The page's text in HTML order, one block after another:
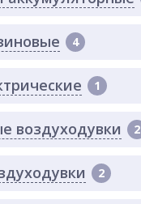
4
1
воздуходувки 2
2